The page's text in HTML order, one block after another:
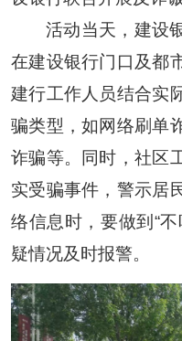
活动当天，建设
在建设银行门口及都
建行工作人员结合实
骗类型，如网络刷单
诈骗等。同时，社区
实受骗事件，警示居
络信息时，要做到“
疑情况及时报警。